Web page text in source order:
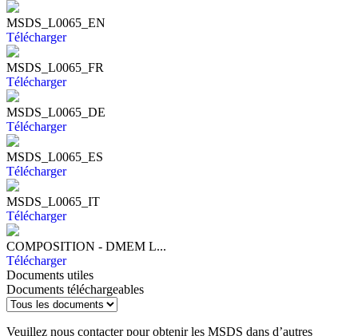
MSDS_L0065_EN
Télécharger
MSDS_L0065_FR
Télécharger
MSDS_L0065_DE
Télécharger
MSDS_L0065_ES
Télécharger
MSDS_L0065_IT
Télécharger
COMPOSITION - DMEM L...
Télécharger
Documents utiles
Documents téléchargeables
Veuillez nous contacter pour obtenir les MSDS dans d’autres